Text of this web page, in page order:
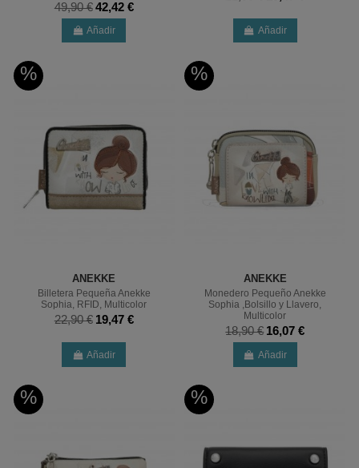
49,90 € 42,42 €
Añadir Añadir
%
ANEKKE
Billetera Pequeña Anekke
Sophia, RFID, Multicolor
22,90 € 19,47 €
Añadir
%
ANEKKE
Monedero Pequeño Anekke
Sophia ,Bolsillo y Llavero,
Multicolor
18,90 € 16,07 €
Añadir
% %